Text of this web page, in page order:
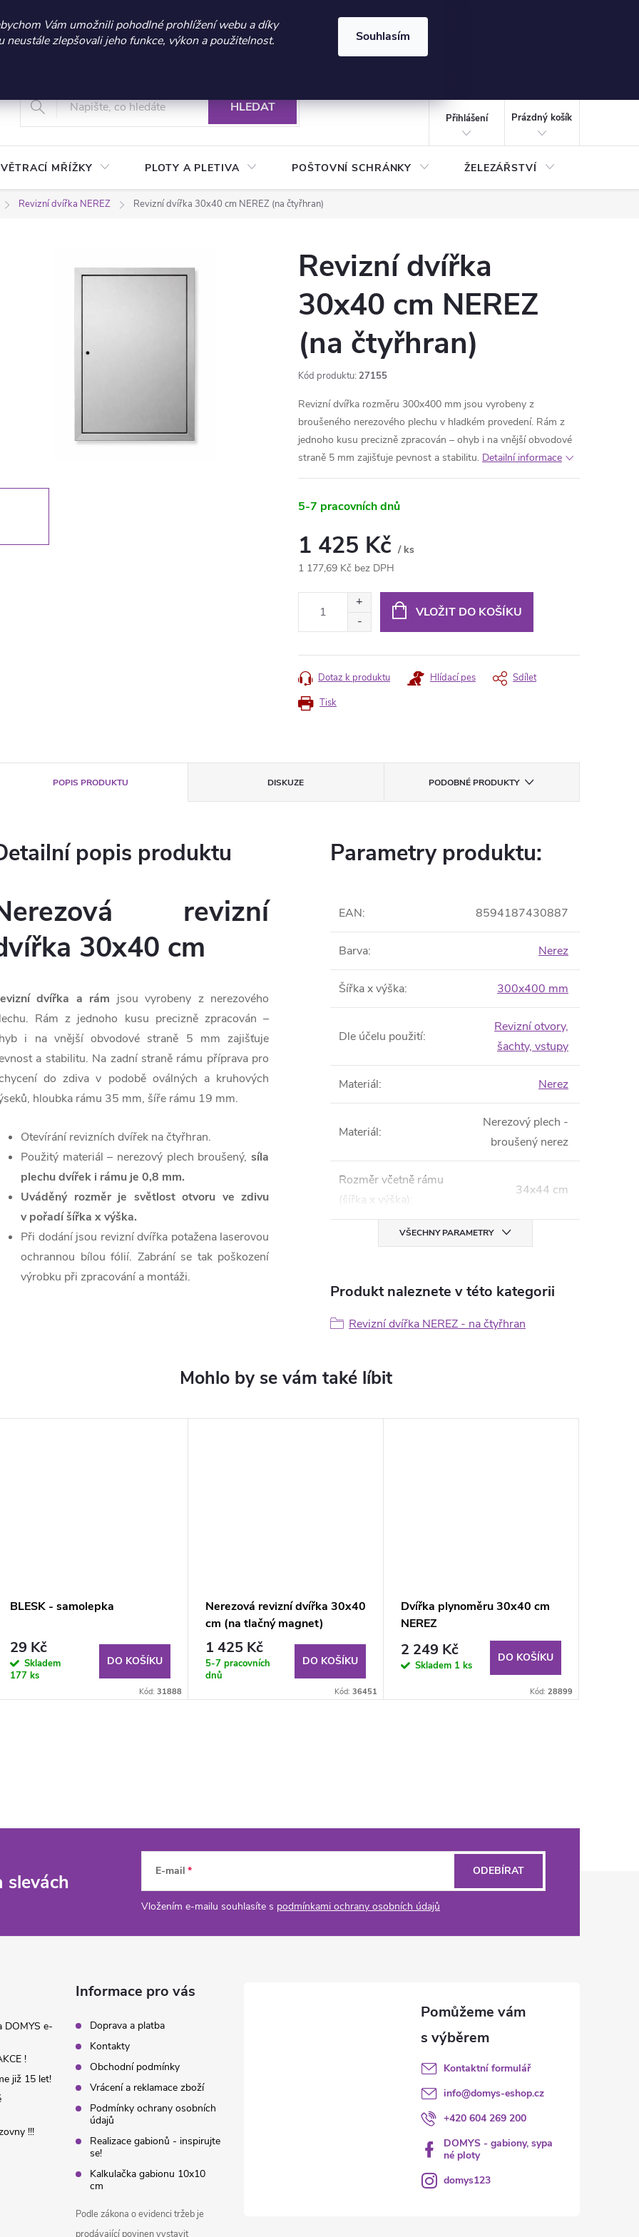
sleva 300 Kč při nákupu nad 3.000 Kč | Platnost do 21.9.2026 ⏰ | Kód: LÉTO2026
Vám umožnili pohodlné prohlížení webu a díky
neustále zlepšovali jeho funkce, výkon a použitelnost.
Souhlasím
+420 604 269 200
Vrácení a reklamace zboží Podmínky ochrany osobních údajů
HLEDAT
Přihlášení
KOŠÍK
Prázdný košík
VĚTRACÍ MŘÍŽKY PLOTY A PLETIVA POŠTOVNÍ SCHRÁNKY ŽELEZÁŘSTVÍ
Revizní dvířka NEREZ Revizní dvířka 30x40 cm NEREZ (na čtyřhran)
Revizní dvířka
30x40 cm NEREZ
(na čtyřhran)
Kód produktu: 27155
Revizní dvířka rozměru 300x400 mm jsou vyrobeny z
broušeného nerezového plechu v hladkém provedení. Rám z
jednoho kusu precizně zpracován – ohyb i na vnější obvodové
straně 5 mm zajišťuje pevnost a stabilitu. Detailní informace
5-7 pracovních dnů
1 425 Kč / ks
1 177,69 Kč bez DPH
VLOŽIT DO KOŠÍKU
Tisk
Dotaz k produktu Hlídací pes Sdílet
POPIS PRODUKTU DISKUZE PODOBNÉ PRODUKTY
popis produktu
revizní
30x40 cm
dvířka a rám jsou vyrobeny z nerezového
Rám z jednoho kusu precizně zpracován –
i na vnější obvodové straně 5 mm zajišťuje
a stabilitu. Na zadní straně rámu příprava pro
do zdiva v podobě oválných a kruhových
hloubka rámu 35 mm, šíře rámu 19 mm.
Otevírání revizních dvířek na čtyřhran.
Použitý materiál – nerezový plech broušený, síla
plechu dvířek i rámu je 0,8 mm.
Uváděný rozměr je světlost otvoru ve zdivu
v pořadí šířka x výška.
Při dodání jsou revizní dvířka potažena laserovou
ochrannou bílou fólií. Zabrání se tak poškození
výrobku při zpracování a montáži.
Parametry produktu:
EAN: 8594187430887
Barva: Nerez
Šířka x výška: 300x400 mm
Dle účelu použití:
Revizní otvory,
šachty, vstupy
Materiál: Nerez
Materiál:
Nerezový plech -
broušený nerez
Rozměr včetně rámu
(šířka x výška):
34x44 cm
VŠECHNY PARAMETRY
Produkt naleznete v této kategorii
Revizní dvířka NEREZ - na čtyřhran
BLESK - samolepka
29 Kč
Skladem
177 ks
DO KOŠÍKU
Kód: 31888
Nerezová revizní dvířka 30x40
cm (na tlačný magnet)
1 425 Kč
5-7 pracovních
dnů
DO KOŠÍKU
Kód: 36451
Dvířka plynoměru 30x40 cm
NEREZ
2 249 Kč
Skladem 1 ks
DO KOŠÍKU
Kód: 28899
slevách E-mail
Vložením e-mailu souhlasíte s podmínkami ochrany osobních údajů
ODEBÍRAT
DOMYS e-
!
již 15 let!
!!!
Informace pro vás
Doprava a platba
Kontakty
Obchodní podmínky
Vrácení a reklamace zboží
Podmínky ochrany osobních
údajů
Realizace gabionů - inspirujte
se!
Kalkulačka gabionu 10x10
cm
Podle zákona o evidenci tržeb je
prodávající povinen vystavit
Kontaktní formulář
info@domys-eshop.cz
+420 604 269 200
DOMYS - gabiony, sypa
né ploty
domys123